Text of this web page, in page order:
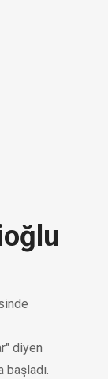
diyen
başladı.